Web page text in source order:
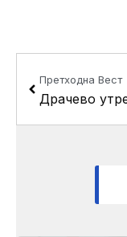
Претходна Вест